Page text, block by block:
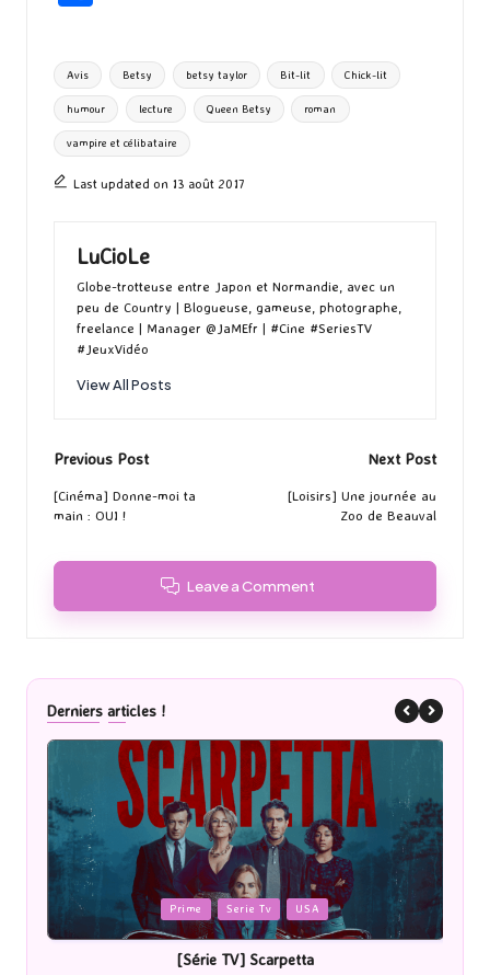
o
o
k
d
o
n
l
ky bl
r
ta
g
er
Tags:
Avis Betsy betsy taylor Bit-lit Chick-lit
humour lecture Queen Betsy roman
vampire et célibataire
Last updated on 13 août 2017
LuCioLe
Globe-trotteuse entre Japon et Normandie, avec un
peu de Country | Blogueuse, gameuse, photographe,
freelance | Manager @JaMEfr | #Cine #SeriesTV
#JeuxVidéo
View All Posts
Post
navigation
Previous Post
[Cinéma] Donne-moi ta
main : OUI !
Next Post
[Loisirs] Une journée au
Zoo de Beauval
Leave a Comment
Derniers articles !
Posted
in
Cinéma
[Cinéma] Les Rayons et des ombres